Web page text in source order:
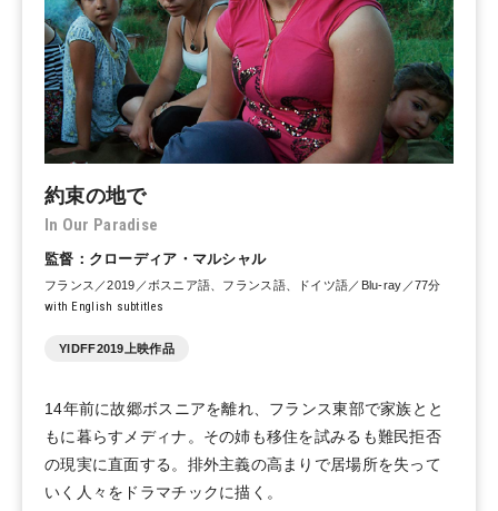
約束の地で
In Our Paradise
監督：クローディア・マルシャル
フランス／2019／ボスニア語、フランス語、ドイツ語／Blu-ray／77分
with English subtitles
YIDFF2019上映作品
14年前に故郷ボスニアを離れ、フランス東部で家族とと
もに暮らすメディナ。その姉も移住を試みるも難民拒否
の現実に直面する。排外主義の高まりで居場所を失って
いく人々をドラマチックに描く。